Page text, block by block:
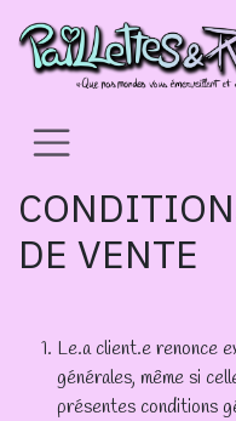
DE VENTE
Le.a client.e renonce
générales, même si
présentes conditions